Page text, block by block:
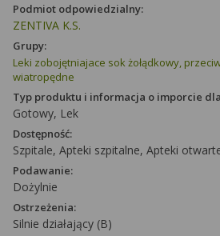
Podmiot odpowiedzialny:
ZENTIVA K.S.
Grupy:
Leki zobojętniajace sok żołądkowy,
wiatropędne
Typ produktu i informacja o imporcie
Gotowy, Lek
Dostępność:
Szpitale, Apteki szpitalne, Apteki
Podawanie:
Dożylnie
Ostrzeżenia:
Silnie działający (B)